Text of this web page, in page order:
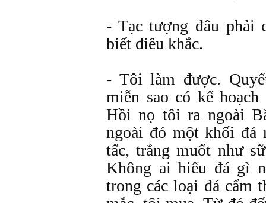
- Tạc tượng đâu phải
biết điêu khắc.
- Tôi làm được.
miễn sao có kế
Hồi nọ tôi ra ngoài
ngoài đó một khối đá
tấc, trắng muốt như
Không ai hiểu đá gì
trong các loại đá cẩm